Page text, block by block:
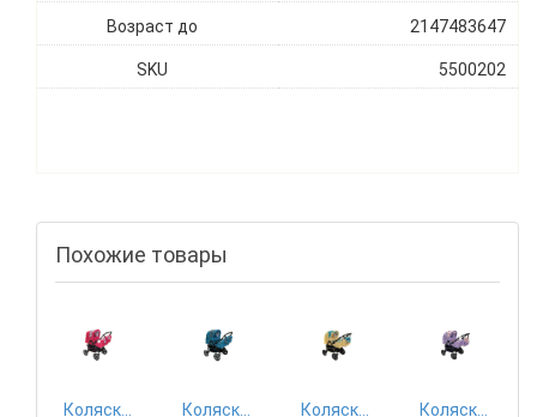
Возраст до 2147483647
SKU 5500202
Похожие товары